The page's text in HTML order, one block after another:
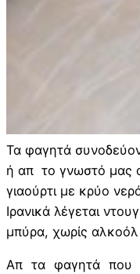
Τα φαγητά
ή απ το γνωστό μας
γιαούρτι με κρύο
Ιρανικά λέγεται
μπύρα, χωρίς
Απ τα φαγητά που